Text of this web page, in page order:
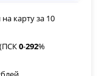
карту за 10
(ПСК0-292%